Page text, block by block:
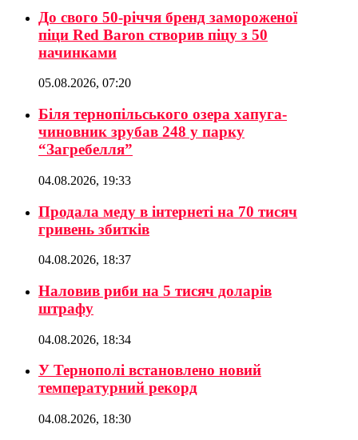
До свого 50-річчя бренд замороженої
піци Red Baron створив піцу з 50
начинками
05.08.2026, 07:20
Біля тернопільського озера хапуга-
чиновник зрубав 248 у парку
“Загребелля”
04.08.2026, 19:33
Продала меду в інтернеті на 70 тисяч
гривень збитків
04.08.2026, 18:37
Наловив риби на 5 тисяч доларів
штрафу
04.08.2026, 18:34
У Тернополі встановлено новий
температурний рекорд
04.08.2026, 18:30